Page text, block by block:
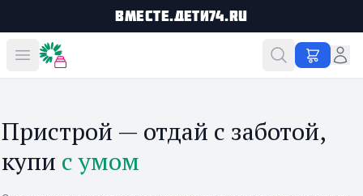
Вместе.Дети74.ru
Вместе дешевле
Пристрой — отдай с заботой,
купи с умом